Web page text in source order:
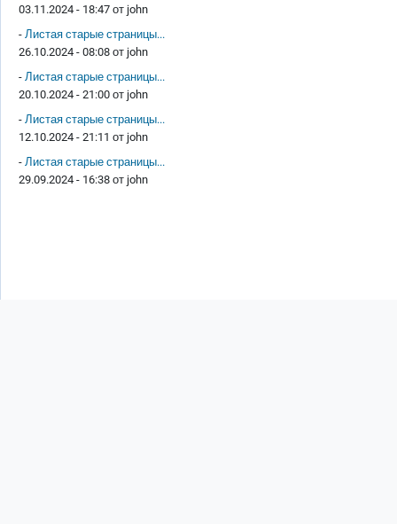
03.11.2024 - 18:47 от john
- Листая старые страницы...
26.10.2024 - 08:08 от john
- Листая старые страницы...
20.10.2024 - 21:00 от john
- Листая старые страницы...
12.10.2024 - 21:11 от john
- Листая старые страницы...
29.09.2024 - 16:38 от john